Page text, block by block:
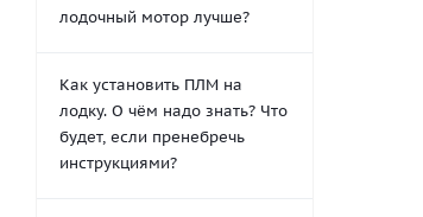
лодочный мотор лучше?
Как установить ПЛМ на
лодку. О чём надо знать? Что
будет, если пренебречь
инструкциями?